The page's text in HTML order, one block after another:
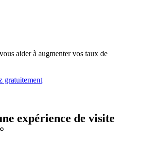
aider à augmenter vos taux de
gratuitement
expérience de visite